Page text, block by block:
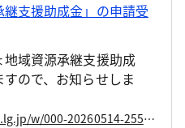
継支援助成金」の申請受
域資源承継支援助成
ので、お知らせしま
https://www.my.metro.tokyo.lg.jp/w/000-20260514-255642458